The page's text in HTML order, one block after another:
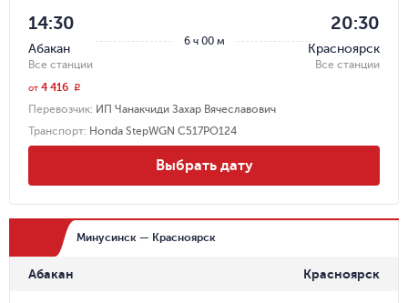
6 ч 00 м
14:30
Абакан
Все станции
20:30
Красноярск
Все станции
Перевозчик: ИП Чанакчиди Захар Вячеславович
Транспорт: Honda StepWGN С517РО124
от 4 416 r
Выбрать дату
Минусинск — Красноярск
Абакан Красноярск